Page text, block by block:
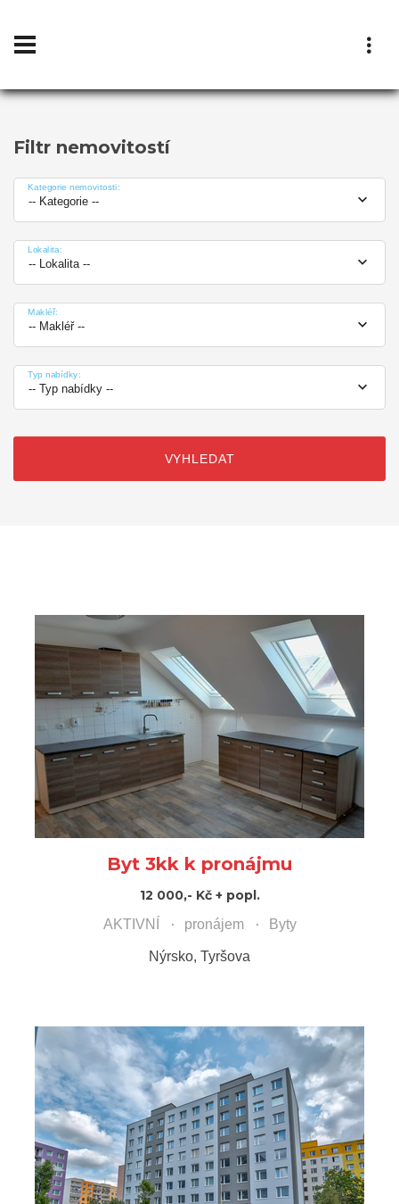
Filtr nemovitostí
Kategorie nemovitosti:
-- Kategorie --
Lokalita:
-- Lokalita --
Makléř:
-- Makléř --
Typ nabídky:
-- Typ nabídky --
VYHLEDAT
Byt 3kk k pronájmu
12 000,- Kč + popl.
AKTIVNÍ pronájem Byty
Nýrsko, Tyršova